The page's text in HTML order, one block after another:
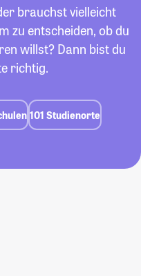
brauchst vielleicht
zu entscheiden, ob du
willst? Dann bist du
richtig.
101 Studienorte